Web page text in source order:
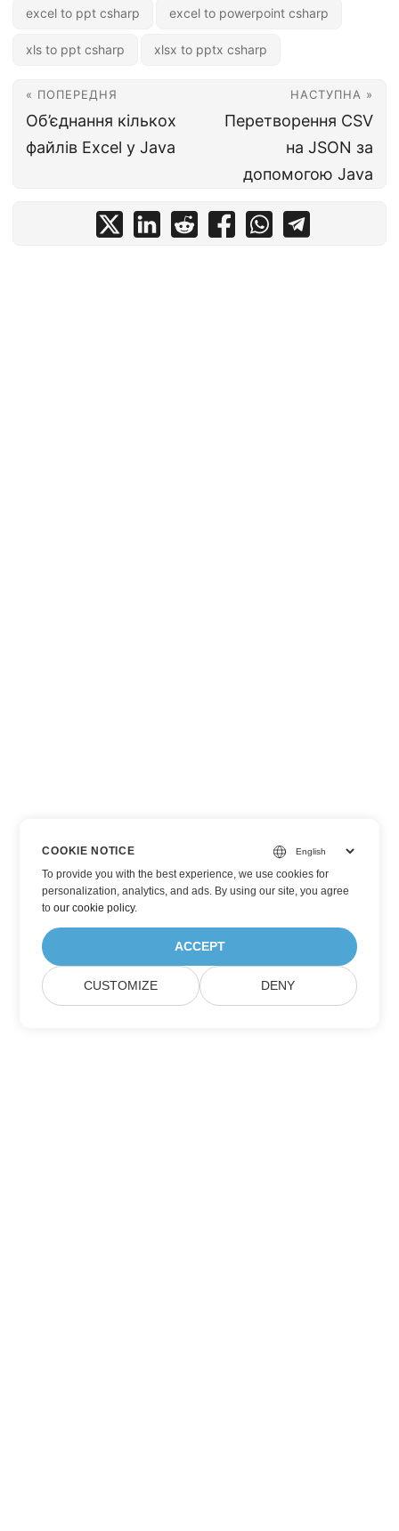
excel to ppt csharp excel to powerpoint csharp
xls to ppt csharp xlsx to pptx csharp
« ПОПЕРЕДНЯ
Об’єднання кількох
файлів Excel у Java
НАСТУПНА »
Перетворення CSV
на JSON за
допомогою Java
COOKIE NOTICE
To provide you with the best experience, we use cookies for
personalization, analytics, and ads. By using our site, you agree
toour cookie policy.
ACCEPT
CUSTOMIZE DENY